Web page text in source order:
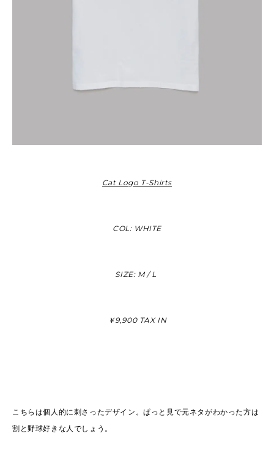
Cat Logo T-Shirts
COL: WHITE
SIZE: M / L
￥9,900 TAX IN
こちらは個人的に刺さったデザイン。ぱっと見で元ネタがわかった方は
割と野球好きな人でしょう。